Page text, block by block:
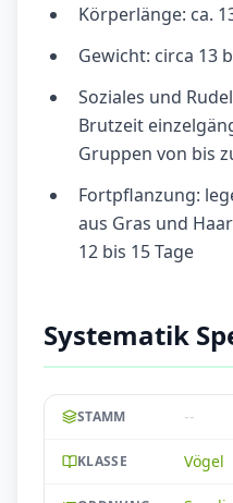
Körperlänge: ca.
Gewicht: circa 13
Soziales und
Brutzeit
Gruppen von bis
Fortpflanzung:
aus Gras und
12 bis 15 Tage
Systematik
STAMM --
KLASSE Vögel